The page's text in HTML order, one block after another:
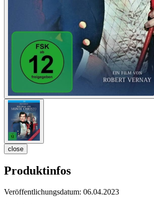
close
Produktinfos
Veröffentlichungsdatum: 06.04.2023